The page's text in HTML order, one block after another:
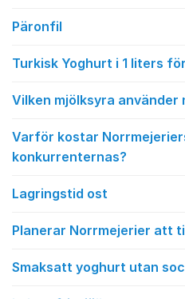
Päronfil
Turkisk Yoghurt i 1 liters
Vilken mjölksyra använder
Varför kostar
konkurrenternas?
Lagringstid ost
Planerar Norrmejerier att
Smaksatt yoghurt utan